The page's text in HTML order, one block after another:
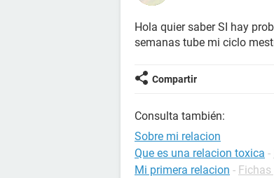
Hola quier saber SI hay
semanas tube mi ciclo
Compartir
Consulta también:
Sobre mi relacion
Que es una relacion toxica -
Mi primera relacion -